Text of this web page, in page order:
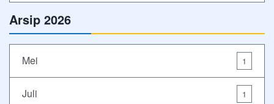
Arsip 2026
Mei 1
Juli 1